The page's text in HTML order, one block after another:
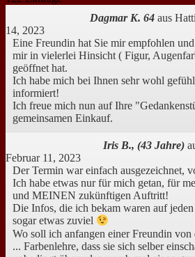
Dagmar K. 64 aus
14, 2023
Eine Freundin hat Sie mir empfohlen und
mir in vielerlei Hinsicht ( Figur,
geöffnet hat.
Ich habe mich bei Ihnen sehr wohl
informiert!
Ich freue mich nun auf Ihre
gemeinsamen Einkauf.
Iris B., (43 Jahre)
Februar 11, 2023
Der Termin war einfach ausgezeichnet,
Ich habe etwas nur für mich getan, für
und MEINEN zukünftigen Auftritt!
Die Infos, die ich bekam waren auf
sogar etwas zuviel
Wo soll ich anfangen einer Freundin von
... Farbenlehre, dass sie sich selber